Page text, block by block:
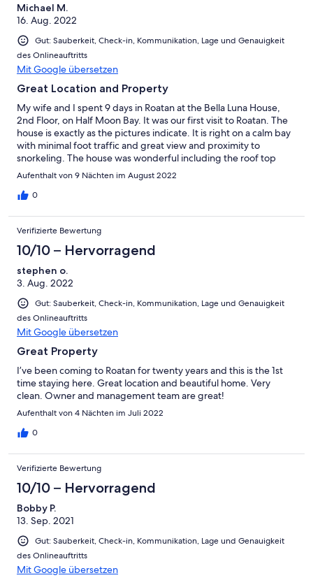
Michael M.
16. Aug. 2022
Gut: Sauberkeit, Check-in, Kommunikation, Lage und Genauigkeit
des Onlineauftritts
Mit Google übersetzen
Great Location and Property
My wife and I spent 9 days in Roatan at the Bella Luna House,
2nd Floor, on Half Moon Bay. It was our first visit to Roatan. The
house is exactly as the pictures indicate. It is right on a calm bay
with minimal foot traffic and great view and proximity to
snorkeling. The house was wonderful including the roof top
area which was awesome. We were fortunate to have the
rooftop all to ourselves. The porch of the 2nd floor was nice, but
the sand flees would be a bit of an issue when sitting on the
reviews complained about the evening noise in other reviews,
but it was not very loud or bothersome. We would definitely
stay there again. There are so many restaurants and bars close
by, even one next door, and we had great service and mails
throughout our trip. the people of Roatan were extremely, nice
warm and nice.
Aufenthalt von 9 Nächten im August 2022
0
Verifizierte Bewertung
10/10 – Hervorragend
stephen o.
3. Aug. 2022
Gut: Sauberkeit, Check-in, Kommunikation, Lage und Genauigkeit
des Onlineauftritts
Mit Google übersetzen
Great Property
I’ve been coming to Roatan for twenty years and this is the 1st
time staying here. Great location and beautiful home. Very
clean. Owner and management team are great!
Aufenthalt von 4 Nächten im Juli 2022
0
Verifizierte Bewertung
10/10 – Hervorragend
Bobby P.
13. Sep. 2021
Gut: Sauberkeit, Check-in, Kommunikation, Lage und Genauigkeit
des Onlineauftritts
Mit Google übersetzen